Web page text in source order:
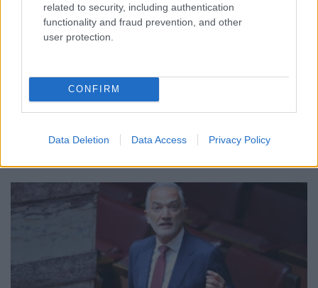
related to security, including authentication
functionality and fraud prevention, and other
user protection.
CONFIRM
Data Deletion Data Access Privacy Policy
Άρθηκε η ασυλία της Ζωής Κωνσταντοπούλου –
«Δεν θα με απενεργοποιήσουν»
22/07/2026 - 6:20μμ